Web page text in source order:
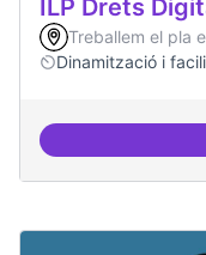
ILP Drets
Treballem el pla
Dinamització i